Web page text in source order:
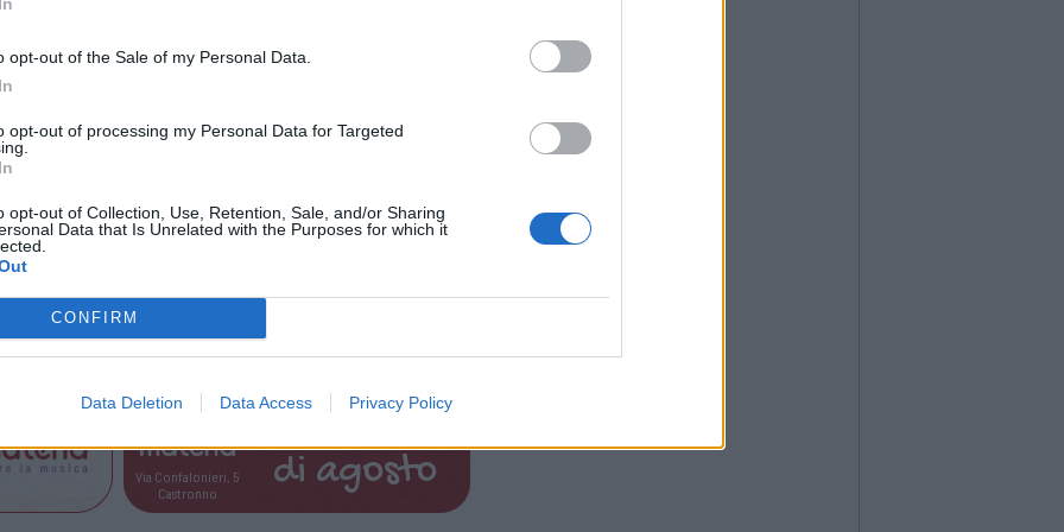
opt-out of the Sale of my Personal Data.
opt-out of processing my Personal Data for Targeted
opt-out of Collection, Use, Retention, Sale, and/or Sharing
Data that Is Unrelated with the Purposes for which it
CONFIRM
Data Deletion Data Access Privacy Policy
oltre ad attività di meditazione e ascolto
partecipativo: ogni iscritto sarà invitato a
elaborato narrativo alla realizzazione di
con l’obiettivo di sperimentare il valore
e della condivisione delle esperienze.
quie resteranno disponibili
metà di ottobre.
Via Confalonieri, 5
Castronno
di agosto